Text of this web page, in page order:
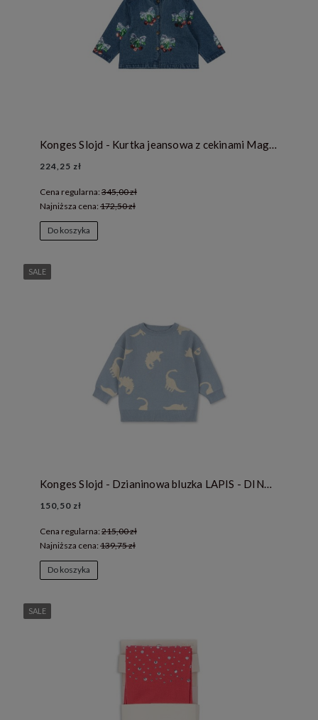
Konges Slojd - Kurtka jeansowa z cekinami Magot - AMARENA SEQUIN
224,25 zł
Cena regularna: 345,00 zł
Najniższa cena: 172,50 zł
Do koszyka
Konges Slojd - Dzianinowa bluzka LAPIS - DINO MIST
150,50 zł
Cena regularna: 215,00 zł
Najniższa cena: 139,75 zł
Do koszyka
SALE
SALE